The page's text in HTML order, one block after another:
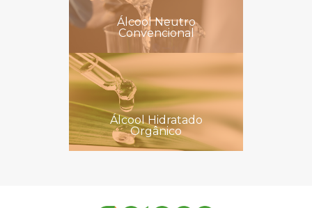
Álcool Neutro
Convencional
Álcool Hidratado
Orgânico